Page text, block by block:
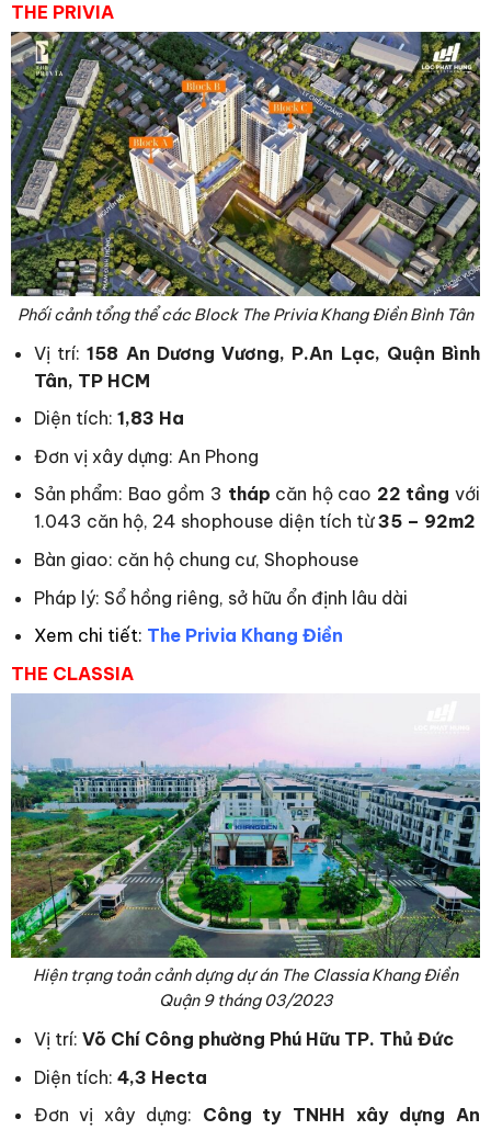
THE PRIVIA
Phối cảnh tổng thể các Block The Privia Khang Điền Bình Tân
Vị trí:158 An Dương Vương, P.An Lạc, Quận Bình
Tân, TP HCM
Diện tích: 1,83 Ha
Đơn vị xây dựng: An Phong
Sản phẩm: Bao gồm 3 tháp căn hộ cao 22 tầng với
1.043 căn hộ, 24 shophouse diện tích từ35 – 92m2
Bàn giao: căn hộ chung cư, Shophouse
Pháp lý: Sổ hồng riêng, sở hữu ổn định lâu dài
Xem chi tiết: The Privia Khang Điền
THE CLASSIA
Hiện trạng toản cảnh dựng dự án The Classia Khang Điền
Quận 9 tháng 03/2023
Vị trí: Võ Chí Công phường Phú Hữu TP. Thủ Đức
Diện tích: 4,3 Hecta
Đơn vị xây dựng: Công ty TNHH xây dựng An